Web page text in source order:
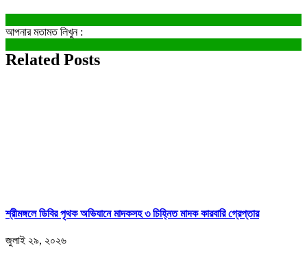
আপনার মতামত লিখুন :
Related Posts
শ্রীমঙ্গলে ডিবির পৃথক অভিযানে মাদকসহ ৩ চিহ্নিত মাদক কারবারি গ্রেপ্তার
জুলাই ২৯, ২০২৬